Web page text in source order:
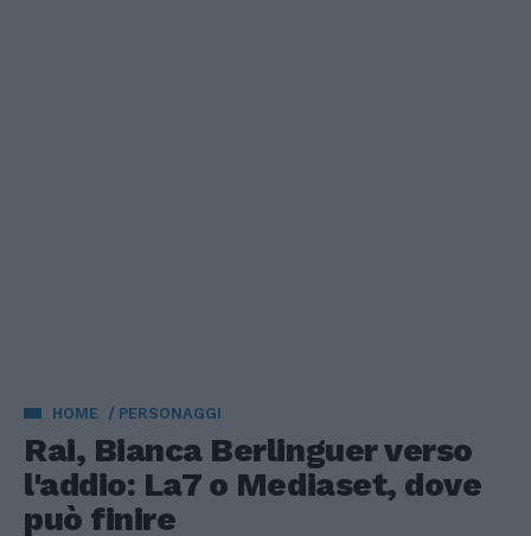
HOME PERSONAGGI
Rai, Bianca Berlinguer verso
l'addio: La7 o Mediaset, dove
può finire